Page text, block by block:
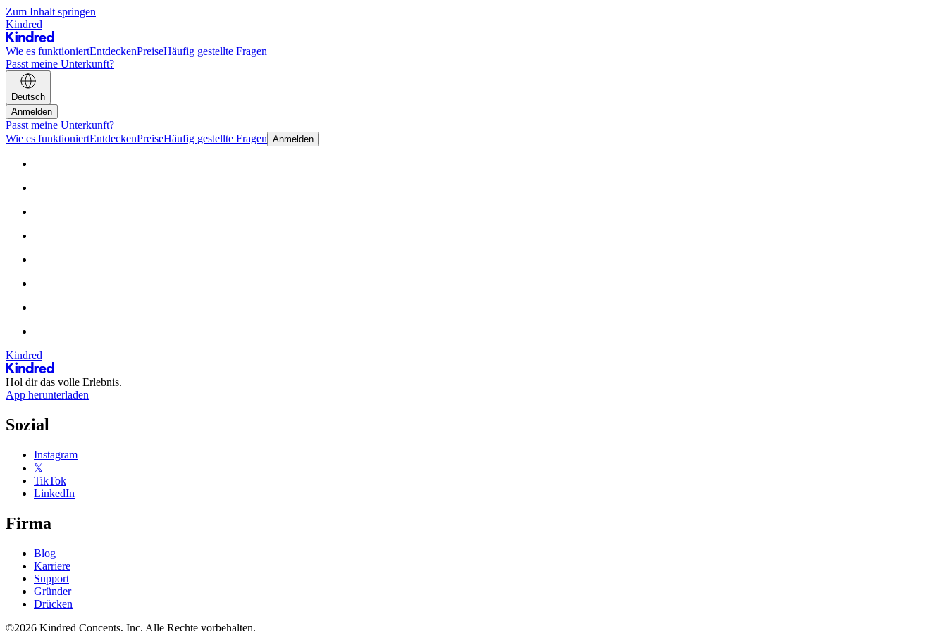
Zum Inhalt springen
Kindred
Wie es funktioniertEntdeckenPreiseHäufig gestellte Fragen
Passt meine Unterkunft?
Deutsch
Anmelden
Passt meine Unterkunft?
Wie es funktioniertEntdeckenPreiseHäufig gestellte Fragen Anmelden
Kindred
Hol dir das volle Erlebnis.
App herunterladen
Sozial
Instagram
𝕏
TikTok
LinkedIn
Firma
Blog
Karriere
Support
Gründer
Drücken
©2026 Kindred Concepts, Inc. Alle Rechte vorbehalten.